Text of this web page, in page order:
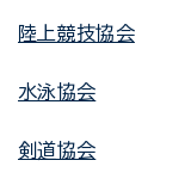
陸上競技協会
水泳協会
剣道協会